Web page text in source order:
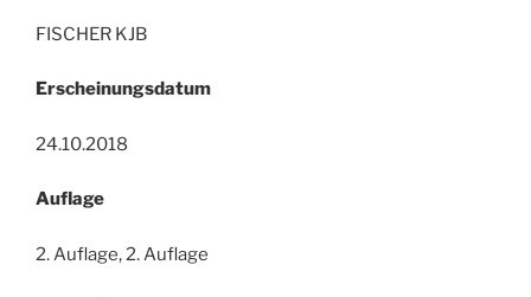
FISCHER KJB
Erscheinungsdatum
24.10.2018
Auflage
2. Auflage, 2. Auflage